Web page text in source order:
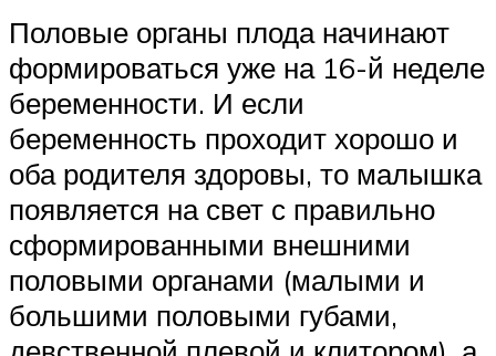
Половые органы плода начинают
формироваться уже на 16-й неделе
беременности. И если
беременность проходит хорошо и
оба родителя здоровы, то малышка
появляется на свет с правильно
сформированными внешними
половыми органами (малыми и
большими половыми губами,